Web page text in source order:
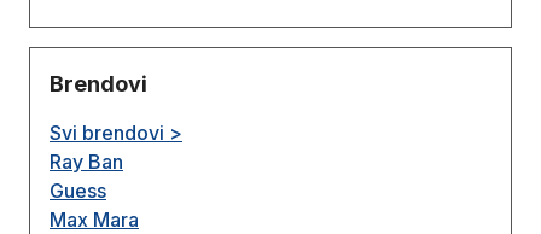
Brendovi
Svi brendovi >
Ray Ban
Guess
Max Mara